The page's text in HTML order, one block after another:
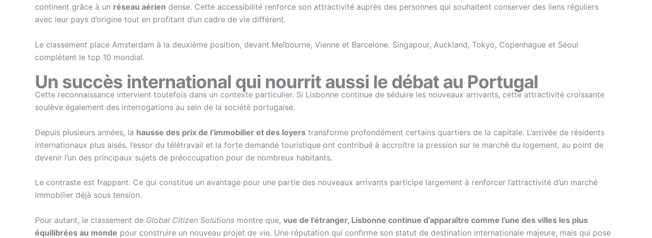
continent grâce à un réseau aérien dense. Cette accessibilité renforce son attractivité auprès des personnes qui souhaitent conserver des liens réguliers
avec leur pays d’origine tout en profitant d’un cadre de vie différent.
Le classement place Amsterdam à la deuxième position, devant Melbourne, Vienne et Barcelone. Singapour, Auckland, Tokyo, Copenhague et Séoul
complètent le top 10 mondial.
Un succès international qui nourrit aussi le débat au Portugal
Cette reconnaissance intervient toutefois dans un contexte particulier. Si Lisbonne continue de séduire les nouveaux arrivants, cette attractivité croissante
soulève également des interrogations au sein de la société portugaise.
Depuis plusieurs années, la hausse des prix de l’immobilier et des loyers transforme profondément certains quartiers de la capitale. L’arrivée de résidents
internationaux plus aisés, l’essor du télétravail et la forte demande touristique ont contribué à accroître la pression sur le marché du logement, au point de
devenir l’un des principaux sujets de préoccupation pour de nombreux habitants.
Le contraste est frappant. Ce qui constitue un avantage pour une partie des nouveaux arrivants participe largement à renforcer l’attractivité d’un marché
immobilier déjà sous tension.
Pour autant, le classement de Global Citizen Solutions montre que, vue de l’étranger, Lisbonne continue d’apparaître comme l’une des villes les plus
équilibrées au monde pour construire un nouveau projet de vie. Une réputation qui confirme son statut de destination internationale majeure, mais qui pose